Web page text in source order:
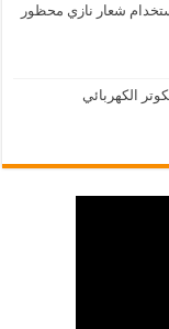
شعار نازي محظور
الكهربائي